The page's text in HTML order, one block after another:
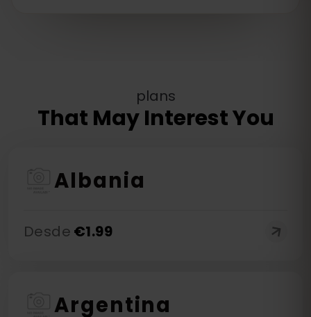
plans
That May Interest You
Albania
Desde €1.99
Argentina